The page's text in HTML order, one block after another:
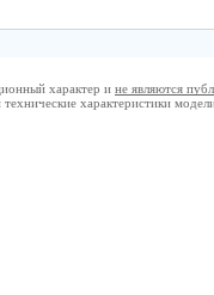
характер и не являются
характеристики